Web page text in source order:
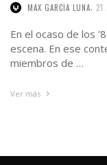
MAX GARCIA LUNA 21
En el ocaso de los
escena. En ese
miembros de …
Ver más